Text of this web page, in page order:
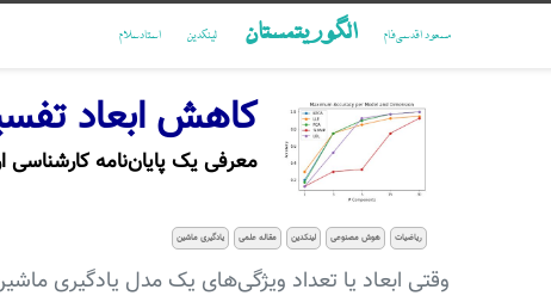
مسعود اقدسی‌فام الگوریتمستان لینکدین استادسلام
کاهش ابعاد
معرفی یک پایان‌نامه کارشناسی
ریاضیات هوش مصنوعی لینکدین مقاله علمی یادگیری ماشین
وقتی ابعاد یا تعداد ویژگی‌های یک مدل یادگیری